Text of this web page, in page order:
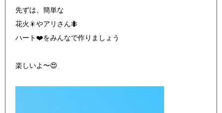
先ずは、簡単な
花火🎇やアリさん🐜
ハート❤️をみんなで作りましょう
楽しいよ〜😍